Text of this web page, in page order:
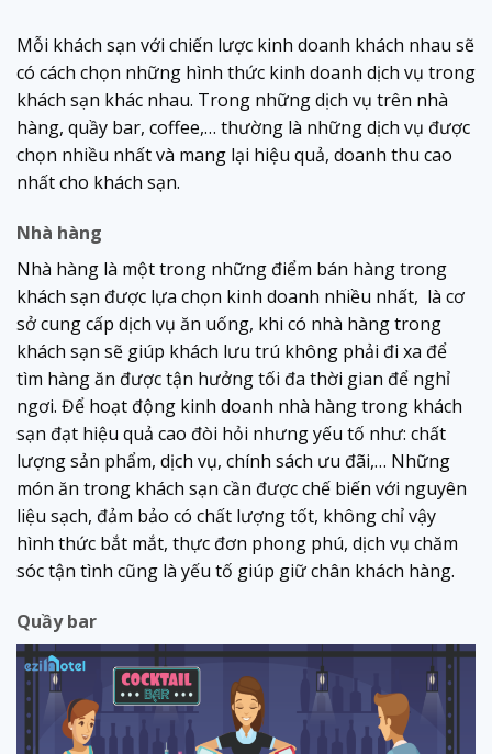
Mỗi khách sạn với chiến lược kinh doanh khách nhau sẽ
có cách chọn những hình thức kinh doanh dịch vụ trong
khách sạn khác nhau. Trong những dịch vụ trên nhà
hàng, quầy bar, coffee,… thường là những dịch vụ được
chọn nhiều nhất và mang lại hiệu quả, doanh thu cao
nhất cho khách sạn.
Nhà hàng
Nhà hàng là một trong những điểm bán hàng trong
khách sạn được lựa chọn kinh doanh nhiều nhất, là cơ
sở cung cấp dịch vụ ăn uống, khi có nhà hàng trong
khách sạn sẽ giúp khách lưu trú không phải đi xa để
tìm hàng ăn được tận hưởng tối đa thời gian để nghỉ
ngơi. Để hoạt động kinh doanh nhà hàng trong khách
sạn đạt hiệu quả cao đòi hỏi nhưng yếu tố như: chất
lượng sản phẩm, dịch vụ, chính sách ưu đãi,… Những
món ăn trong khách sạn cần được chế biến với nguyên
liệu sạch, đảm bảo có chất lượng tốt, không chỉ vậy
hình thức bắt mắt, thực đơn phong phú, dịch vụ chăm
sóc tận tình cũng là yếu tố giúp giữ chân khách hàng.
Quầy bar